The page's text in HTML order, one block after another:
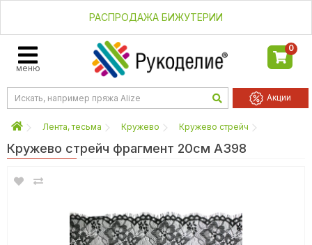
РАСПРОДАЖА БИЖУТЕРИИ
меню
0
Акции
Лента, тесьма Кружево Кружево стрейч
Кружево стрейч фрагмент 20см A398